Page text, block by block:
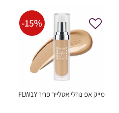
-15%
מייק אפ נוזלי אטלייר פריז FLW1Y